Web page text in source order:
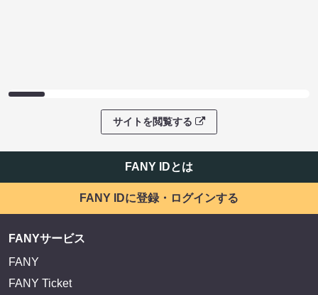
サイトを閲覧する
FANY IDとは
FANY IDに登録・ログインする
FANYサービス
FANY
FANY Ticket